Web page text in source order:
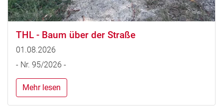
THL - Baum über der Straße
01.08.2026
- Nr. 95/2026 -
Mehr lesen